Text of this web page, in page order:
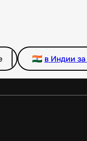
в Индии за